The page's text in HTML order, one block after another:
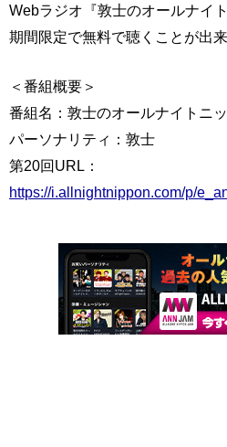
Webラジオ『敦士のオールナイ
期間限定で無料で聴くことが出来
＜番組概要＞
番組名：敦士のオールナイトニッ
パーソナリティ：敦士
第20回URL：
https://i.allnightnippon.com/p/